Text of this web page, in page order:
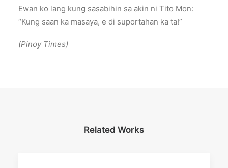
Ewan ko lang kung sasabihin sa akin ni Tito Mon:
“Kung saan ka masaya, e di suportahan ka ta!”
(Pinoy Times)
Related Works